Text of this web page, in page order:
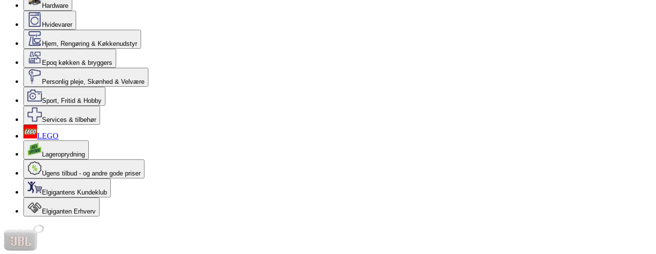
Hardware
Hvidevarer
Hjem, Rengøring & Køkkenudstyr
Epoq køkken & bryggers
Personlig pleje, Skønhed & Velvære
Sport, Fritid & Hobby
Services & tilbehør
LEGO
Lageroprydning
Ugens tilbud - og andre gode priser
Elgigantens Kundeklub
Elgiganten Erhverv